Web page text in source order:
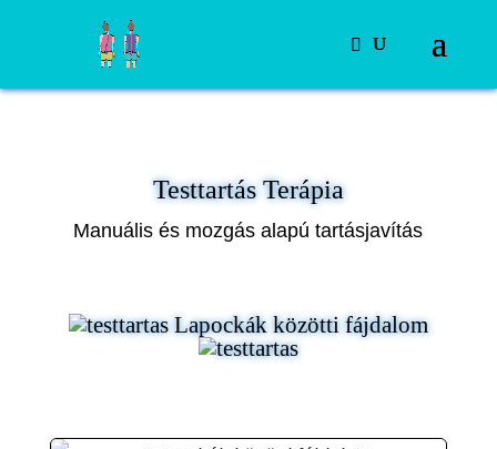
Testtartás Terápia
Manuális és mozgás alapú tartásjavítás
Lapockák közötti fájdalom